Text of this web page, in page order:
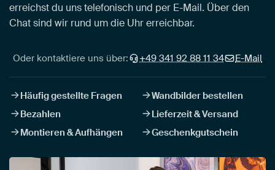
erreichst du uns telefonisch und per E-Mail. Über den
Chat sind wir rund um die Uhr erreichbar.
Oder kontaktiere uns über: +49 341 92 88 11 34 E-Mail
Häufig gestellte Fragen
Wandbilder bestellen
Bezahlen
Lieferzeit & Versand
Montieren & Aufhängen
Geschenkgutschein